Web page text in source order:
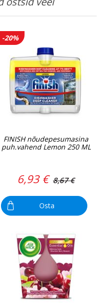
-20%
FINISH nõudepesumasina
puh.vahend Lemon 250 ML
6,93 € 8,67 €
Osta